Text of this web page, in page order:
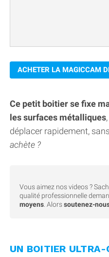
ACHETER LA MAGICCAM
Ce petit boitier se fixe
les surfaces métalliques
déplacer rapidement,
achète ?
Vous aimez nos videos ?
qualité professionnelle
moyens . Alorssoutenez-
UN BOITIER